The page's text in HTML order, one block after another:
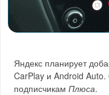
Яндекс планирует
CarPlay и Android Auto.
подписчикамПлюса.